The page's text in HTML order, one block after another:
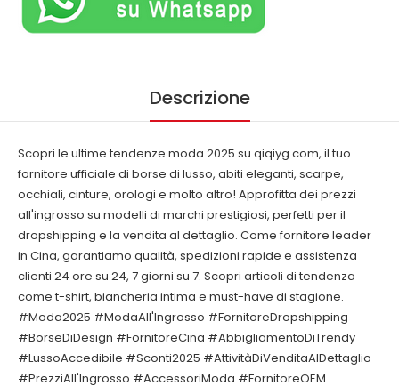
Descrizione
Scopri le ultime tendenze moda 2025 su qiqiyg.com, il tuo
fornitore ufficiale di borse di lusso, abiti eleganti, scarpe,
occhiali, cinture, orologi e molto altro! Approfitta dei prezzi
all'ingrosso su modelli di marchi prestigiosi, perfetti per il
dropshipping e la vendita al dettaglio. Come fornitore leader
in Cina, garantiamo qualità, spedizioni rapide e assistenza
clienti 24 ore su 24, 7 giorni su 7. Scopri articoli di tendenza
come t-shirt, biancheria intima e must-have di stagione.
#Moda2025 #ModaAll'Ingrosso #FornitoreDropshipping
#BorseDiDesign #FornitoreCina #AbbigliamentoDiTrendy
#LussoAccedibile #Sconti2025 #AttivitàDiVenditaAlDettaglio
#PrezziAll'Ingrosso #AccessoriModa #FornitoreOEM